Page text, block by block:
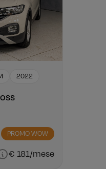
2022
PROMO WOW
€ 181/mese